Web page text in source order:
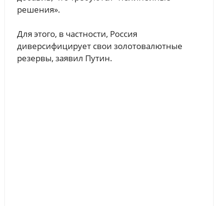
решения».
Для этого, в частности, Россия
диверсифицирует свои золотовалютные
резервы, заявил Путин.